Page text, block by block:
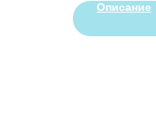
Описание